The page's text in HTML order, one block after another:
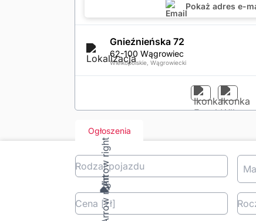
Pokaż adres e-
Gnieźnieńska 72
62-100 Wągrowiec
Wielkopolskie, Wągrowiecki
Ogłoszenia
Rodzaj pojazdu
Cena [zł]